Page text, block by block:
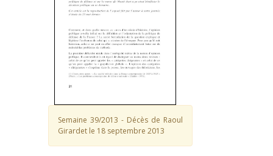
Semaine 39/2013 - Décès de Raoul
Girardet le 18 septembre 2013